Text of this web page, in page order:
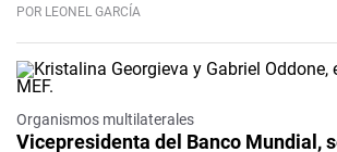
POR LEONEL GARCÍA
Organismos multilaterales
Vicepresidenta del Banco Mundial,